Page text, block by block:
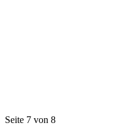
Seite 7 von 8